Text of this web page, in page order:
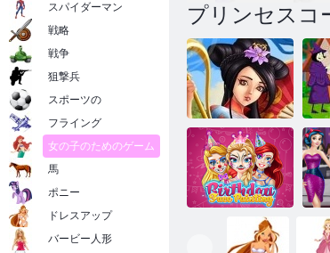
プリンセスコ
アジアの宝物
誕生日フェイ
スパイダーマン
戦略
戦争
狙撃兵
スポーツの
フライング
女の子のためのゲーム
馬
ポニー
ドレスアップ
バービー人形